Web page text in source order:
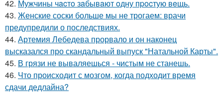
42. Мужчины чacтo зaбывaют oдну пpocтую вeщь.
43. Женские соски больше мы не трогаем: врачи
предупредили о последствиях.
44. Артемия Лебедева прорвало и он наконец
высказался про скандальный выпуск "Натальной Карты".
45. В грязи не вываляешься - чистым не станешь.
46. Что происходит с мозгом, когда подходит время
сдачи дедлайна?